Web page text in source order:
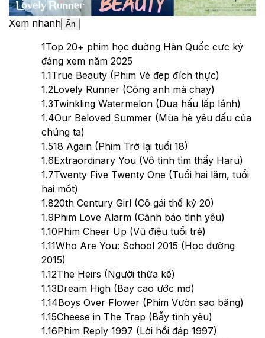
Xem nhanh Ẩn
1Top 20+ phim học đường Hàn Quốc cực kỳ
đáng xem năm 2025
1.1True Beauty (Phim Vẻ đẹp đích thực)
1.2Lovely Runner (Cõng anh mà chạy)
1.3Twinkling Watermelon (Dưa hấu lấp lánh)
1.4Our Beloved Summer (Mùa hè yêu dấu của
chúng ta)
1.518 Again (Phim Trở lại tuổi 18)
1.6Extraordinary You (Vô tình tìm thấy Haru)
1.7Twenty Five Twenty One (Tuổi hai lăm, tuổi
hai mốt)
1.820th Century Girl (Cô gái thế kỷ 20)
1.9Phim Love Alarm (Cảnh báo tình yêu)
1.10Phim Cheer Up (Vũ điệu tuổi trẻ)
1.11Who Are You: School 2015 (Học đường
2015)
1.12The Heirs (Người thừa kế)
1.13Dream High (Bay cao ước mơ)
1.14Boys Over Flower (Phim Vườn sao băng)
1.15Cheese in The Trap (Bẫy tình yêu)
1.16Phim Reply 1997 (Lời hồi đáp 1997)